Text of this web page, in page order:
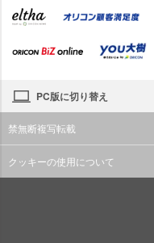
PC版に切り替え
禁無断複写転載
クッキーの使用について